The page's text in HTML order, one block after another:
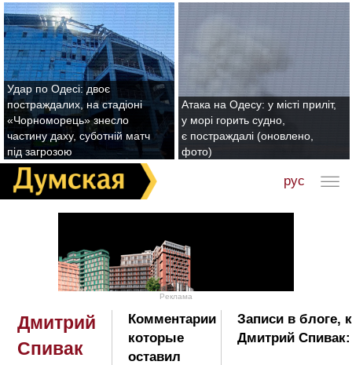
Удар по Одесі: двоє
постраждалих, на стадіоні
«Чорноморець» знесло
частину даху, суботній матч
під загрозою
Атака на Одесу: у місті приліт,
у морі горить судно,
є постраждалі (оновлено,
фото)
рус
Реклама
Дмитрий
Спивак
Комментарии
которые
оставил
Записи в блоге,
Дмитрий Спивак: